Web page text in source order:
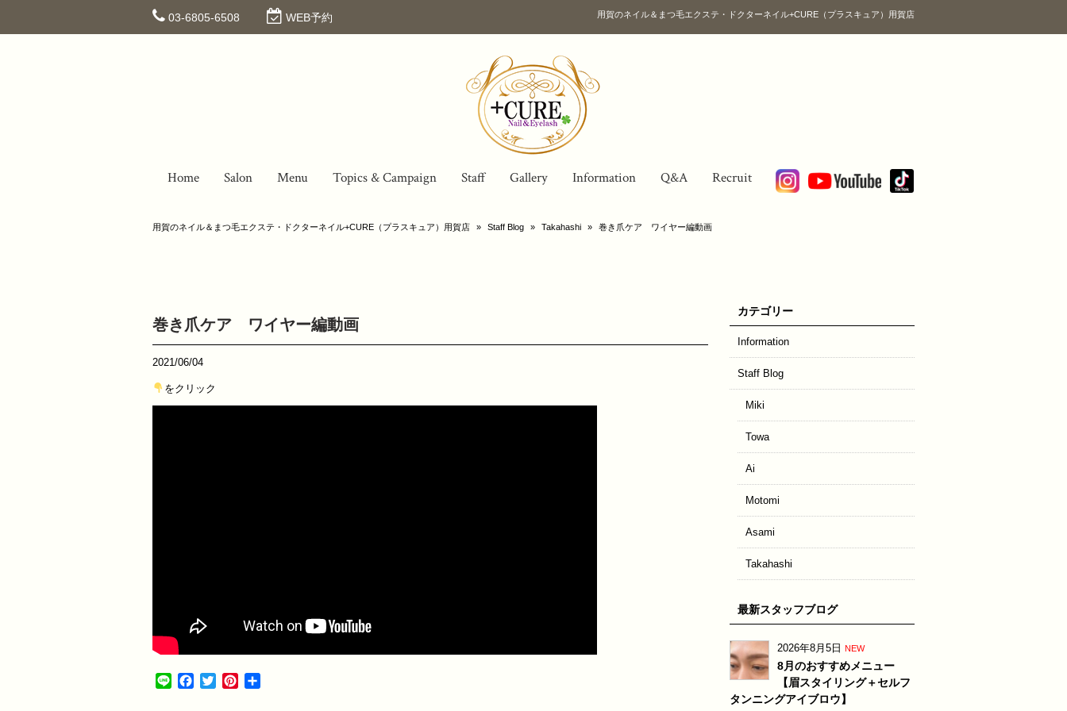
03-6805-6508 WEB予約 用賀のネイル＆まつ毛エクステ・ドクターネイル+CURE（プラスキュア）用賀店
Home Salon Menu Topics & Campaign Staff Gallery Information Q&A Recruit
用賀のネイル＆まつ毛エクステ・ドクターネイル+CURE（プラスキュア）用賀店 » Staff Blog » Takahashi » 巻き爪ケア ワイヤー編動画
巻き爪ケア ワイヤー編動画
2021/06/04
をクリック
Line Facebook
TwitterPinterest
カテゴリー
Information
Staff Blog
Miki
Towa
Ai
Motomi
Asami
Takahashi
最新スタッフブログ
2026年8月5日 NEW
8月のおすすめメニュー
【眉スタイリング＋セルフ
タンニングアイブロウ】